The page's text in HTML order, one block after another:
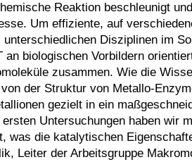
Reaktion beschleunigt
Um effiziente, auf
Disziplinen im
an biologischen Vorbildern
zusammen. Wie die
der Struktur von Metallo-
gezielt in ein
Untersuchungen haben wir
was die katalytischen
Leiter der Arbeitsgruppe